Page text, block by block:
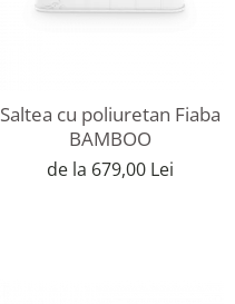
Saltea cu poliuretan Fiaba
BAMBOO
de la 679,00 Lei